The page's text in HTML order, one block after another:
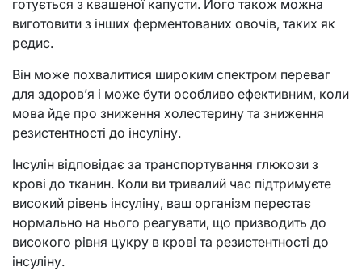
готується з квашеної капусти. Його також можна
виготовити з інших ферментованих овочів, таких як
редис.
Він може похвалитися широким спектром переваг
для здоров’я і може бути особливо ефективним, коли
мова йде про зниження холестерину та зниження
резистентності до інсуліну.
Інсулін відповідає за транспортування глюкози з
крові до тканин. Коли ви тривалий час підтримуєте
високий рівень інсуліну, ваш організм перестає
нормально на нього реагувати, що призводить до
високого рівня цукру в крові та резистентності до
інсуліну.